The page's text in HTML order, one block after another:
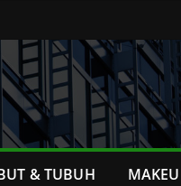
& TUBUH